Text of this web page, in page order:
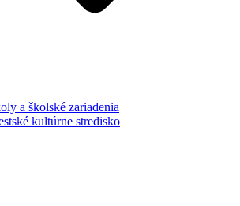
a školské zariadenia
kultúrne stredisko